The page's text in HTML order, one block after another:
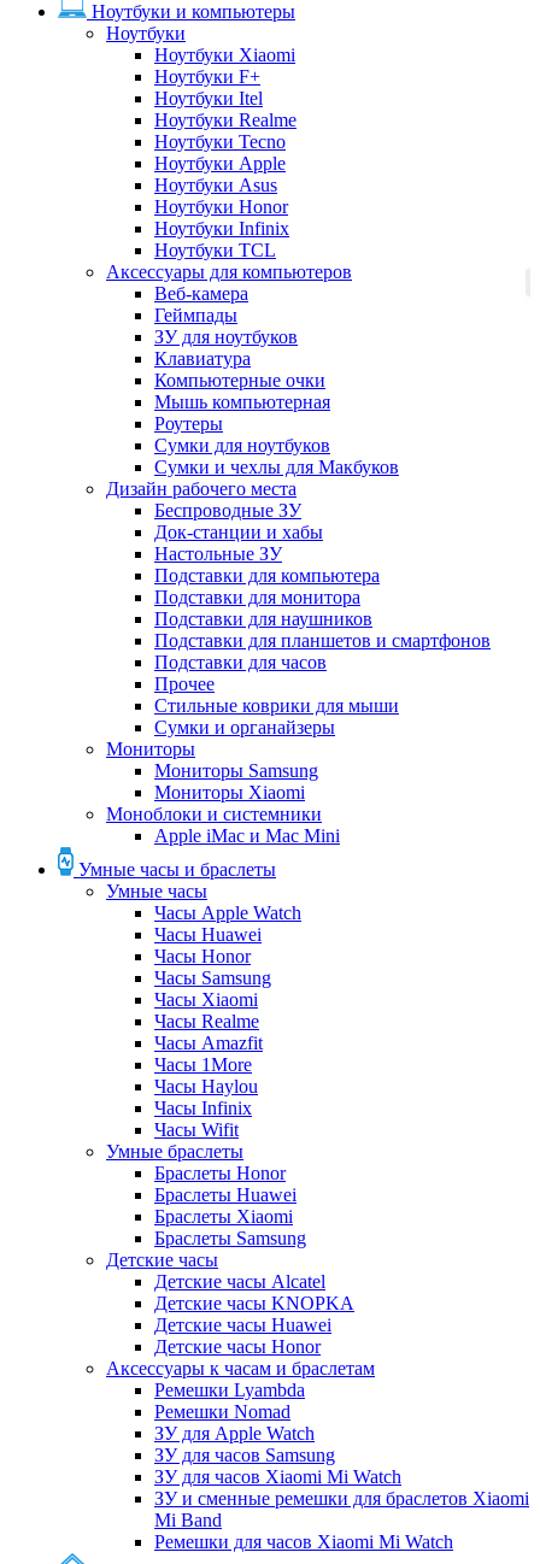
Ноутбуки и компьютеры
Ноутбуки
Ноутбуки Xiaomi
Ноутбуки F+
Ноутбуки Itel
Ноутбуки Realme
Ноутбуки Tecno
Ноутбуки Apple
Ноутбуки Asus
Ноутбуки Honor
Ноутбуки Infinix
Ноутбуки TCL
Аксессуары для компьютеров
Веб-камера
Геймпады
ЗУ для ноутбуков
Клавиатура
Компьютерные очки
Мышь компьютерная
Роутеры
Сумки для ноутбуков
Сумки и чехлы для Макбуков
Дизайн рабочего места
Беспроводные ЗУ
Док-станции и хабы
Настольные ЗУ
Подставки для компьютера
Подставки для монитора
Подставки для наушников
Подставки для планшетов и смартфонов
Подставки для часов
Прочее
Стильные коврики для мыши
Сумки и органайзеры
Мониторы
Мониторы Samsung
Мониторы Xiaomi
Моноблоки и системники
Apple iMac и Mac Mini
Умные часы и браслеты
Умные часы
Часы Apple Watch
Часы Huawei
Часы Honor
Часы Samsung
Часы Xiaomi
Часы Realme
Часы Amazfit
Часы 1More
Часы Haylou
Часы Infinix
Часы Wifit
Умные браслеты
Браслеты Honor
Браслеты Huawei
Браслеты Xiaomi
Браслеты Samsung
Детские часы
Детские часы Alcatel
Детские часы KNOPKA
Детские часы Huawei
Детские часы Honor
Аксессуары к часам и браслетам
Ремешки Lyambda
Ремешки Nomad
ЗУ для Apple Watch
ЗУ для часов Samsung
ЗУ для часов Xiaomi Mi Watch
ЗУ и сменные ремешки для браслетов Xiaomi
Mi Band
Ремешки для часов Xiaomi Mi Watch